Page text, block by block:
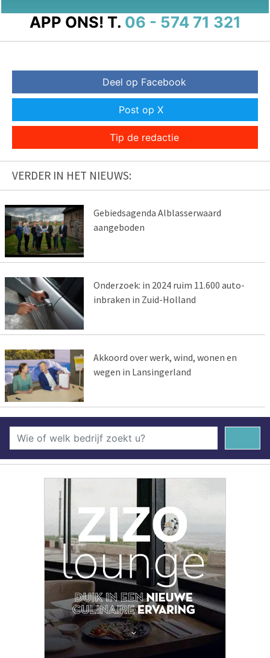
APP ONS! T. 06 - 574 71 321
Deel op Facebook
Post op X
Tip de redactie
VERDER IN HET NIEUWS:
Gebiedsagenda Alblasserwaard
aangeboden
Onderzoek: in 2024 ruim 11.600 auto-
inbraken in Zuid-Holland
Akkoord over werk, wind, wonen en
wegen in Lansingerland